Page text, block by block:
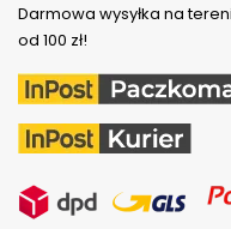
Darmowa wysyłka na
od 100 zł!